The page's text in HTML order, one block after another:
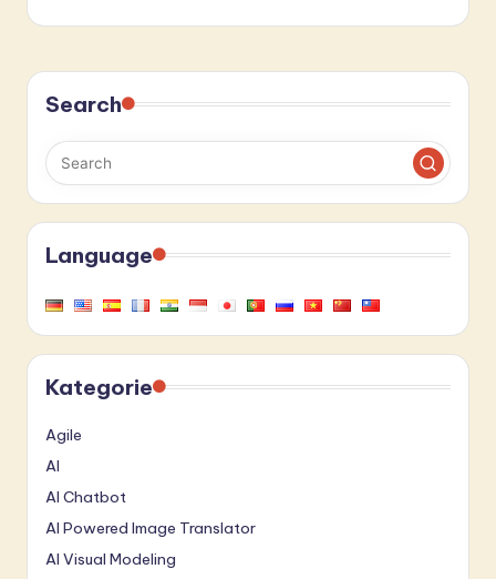
Search
Language
Kategorie
Agile
AI
AI Chatbot
AI Powered Image Translator
AI Visual Modeling